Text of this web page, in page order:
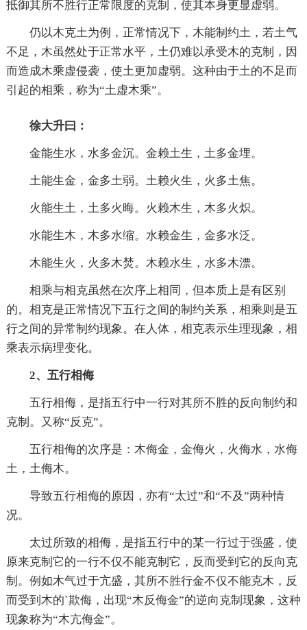
抵御其所不胜行正常限度的克制，使其本身更显虚弱。
仍以木克土为例，正常情况下，木能制约土，若土气
不足，木虽然处于正常水平，土仍难以承受木的克制，因
而造成木乘虚侵袭，使土更加虚弱。这种由于土的不足而
引起的相乘，称为“土虚木乘”。
徐大升曰：
金能生水，水多金沉。金赖土生，土多金埋。
土能生金，金多土弱。土赖火生，火多土焦。
火能生土，土多火晦。火赖木生，木多火炽。
水能生木，木多水缩。水赖金生，金多水泛。
木能生火，火多木焚。木赖水生，水多木漂。
相乘与相克虽然在次序上相同，但本质上是有区别
的。相克是正常情况下五行之间的制约关系，相乘则是五
行之间的异常制约现象。在人体，相克表示生理现象，相
乘表示病理变化。
2、五行相侮
五行相侮，是指五行中一行对其所不胜的反向制约和
克制。又称“反克”。
五行相侮的次序是：木侮金，金侮火，火侮水，水侮
土，土侮木。
导致五行相侮的原因，亦有“太过”和“不及”两种情
况。
太过所致的相侮，是指五行中的某一行过于强盛，使
原来克制它的一行不仅不能克制它，反而受到它的反向克
制。例如木气过于亢盛，其所不胜行金不仅不能克木，反
而受到木的`欺侮，出现“木反侮金”的逆向克制现象，这种
现象称为“木亢侮金”。